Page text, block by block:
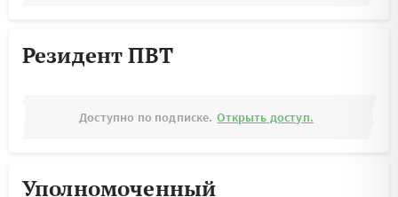
Резидент ПВТ
Доступно по подписке. Открыть доступ.
Уполномоченный